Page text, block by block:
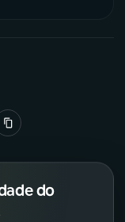
do